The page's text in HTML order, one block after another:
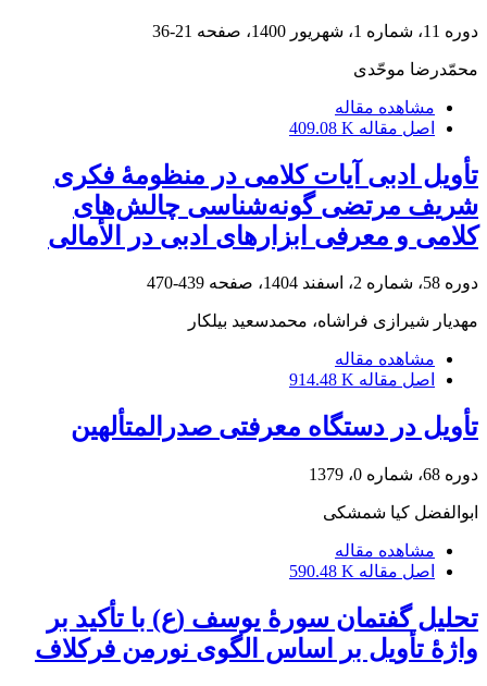
دوره 11، شماره 1، شهریور 1400، صفحه 21-36
محمّدرضا موحّدی
مشاهده مقاله
اصل مقاله 409.08 K
تأویل ادبی آیات کلامی در منظومۀ فکری
شریف مرتضی‏ گونه‌شناسی چالش‌های
کلامی و معرفی ابزارهای ادبی در الأمالی
دوره 58، شماره 2، اسفند 1404، صفحه 439-470
مهدیار شیرازی فراشاه، محمدسعید بیلکار
مشاهده مقاله
اصل مقاله 914.48 K
تأویل در دستگاه معرفتی صدرالمتألهین
دوره 68، شماره 0، 1379
ابوالفضل کیا شمشکی
مشاهده مقاله
اصل مقاله 590.48 K
تحلیل گفتمان سورۀ یوسف (ع) با تأکید بر
واژۀ تأویل بر اساس الگوی نورمن فرکلاف‏